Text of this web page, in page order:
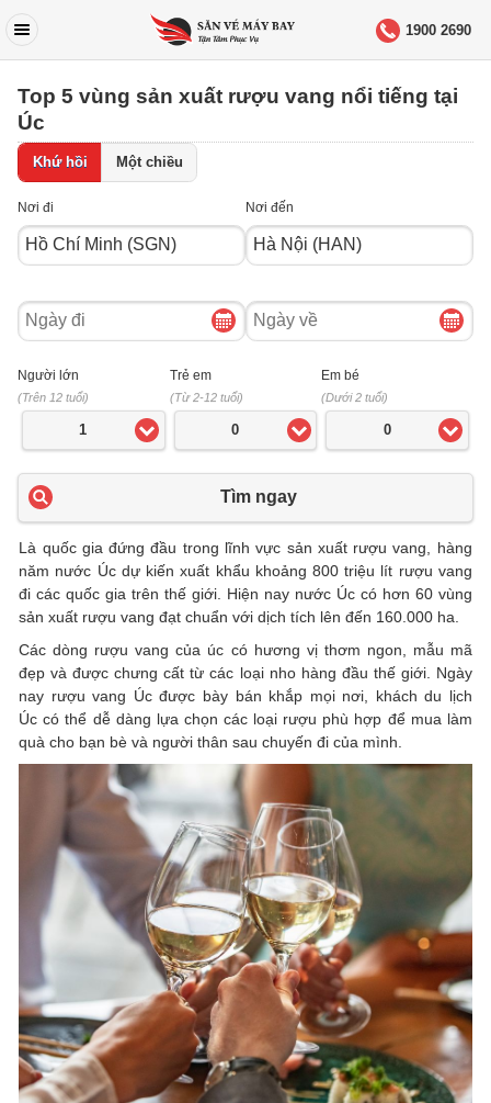
1900 2690
Top 5 vùng sản xuất rượu vang nổi tiếng tại
Úc
Khứ hồi Một chiều
Nơi đi Nơi đến
Ngày
đi
Ngày
về
Người lớn
(Trên 12 tuổi)
1
Trẻ em
(Từ 2-12 tuổi)
0
Em bé
(Dưới 2 tuổi)
0
Tìm ngay
Là quốc gia đứng đầu trong lĩnh vực sản xuất rượu vang, hàng
năm nước Úc dự kiến xuất khẩu khoảng 800 triệu lít rượu vang
đi các quốc gia trên thế giới. Hiện nay nước Úc có hơn 60 vùng
sản xuất rượu vang đạt chuẩn với dịch tích lên đến 160.000 ha.
Các dòng rượu vang của úc có hương vị thơm ngon, mẫu mã
đẹp và được chưng cất từ các loại nho hàng đầu thế giới. Ngày
nay rượu vang Úc được bày bán khắp mọi nơi, khách du lịch
Úc có thể dễ dàng lựa chọn các loại rượu phù hợp để mua làm
quà cho bạn bè và người thân sau chuyến đi của mình.